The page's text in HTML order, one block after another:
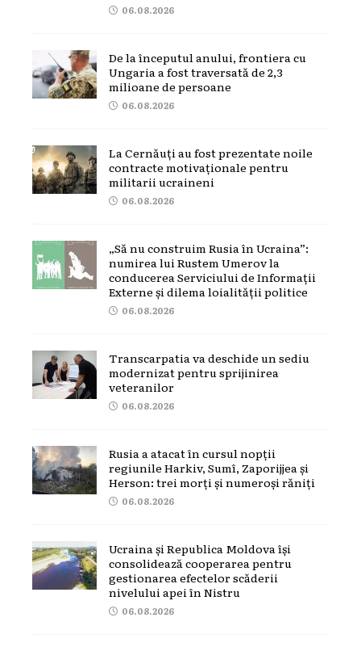
06.08.2026
De la începutul anului, frontiera cu
Ungaria a fost traversată de 2,3
milioane de persoane
06.08.2026
La Cernăuți au fost prezentate noile
contracte motivaționale pentru
militarii ucraineni
06.08.2026
„Să nu construim Rusia în Ucraina”:
numirea lui Rustem Umerov la
conducerea Serviciului de Informații
Externe și dilema loialității politice
06.08.2026
Transcarpatia va deschide un sediu
modernizat pentru sprijinirea
veteranilor
06.08.2026
Rusia a atacat în cursul nopții
regiunile Harkiv, Sumî, Zaporijjea și
Herson: trei morți și numeroși răniți
06.08.2026
Ucraina și Republica Moldova își
consolidează cooperarea pentru
gestionarea efectelor scăderii
nivelului apei în Nistru
06.08.2026